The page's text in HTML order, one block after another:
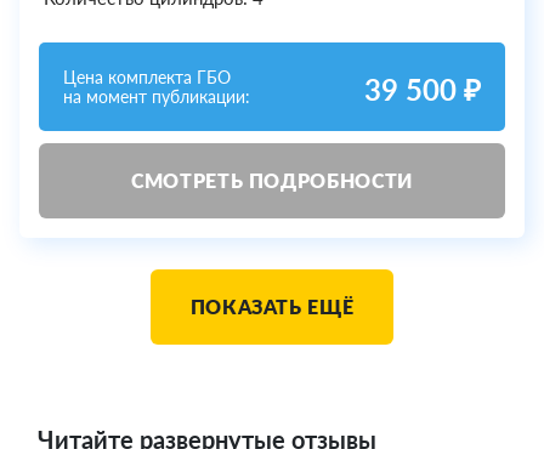
Цена комплекта ГБО
на момент публикации:
39 500 ₽
СМОТРЕТЬ ПОДРОБНОСТИ
ПОКАЗАТЬ ЕЩЁ
Читайте развернутые отзывы